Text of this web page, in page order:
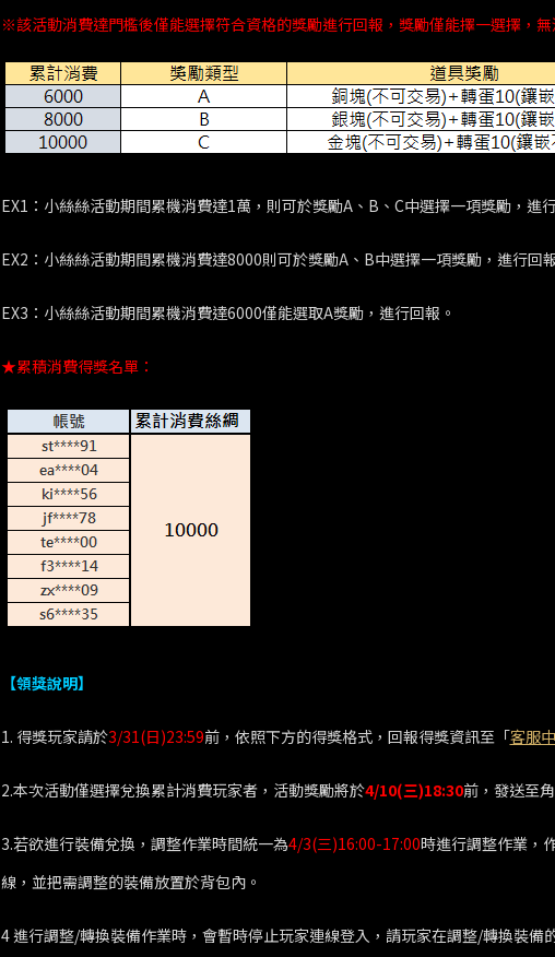
※該活動消費達門檻後僅能選擇符合資格的獎勵進行回報，獎勵僅能擇一選擇，
EX1：小絲絲活動期間累機消費達1萬，則可於獎勵A、B、C中選擇一項獎勵，進
EX2：小絲絲活動期間累機消費達8000則可於獎勵A、B中選擇一項獎勵，進行回
EX3：小絲絲活動期間累機消費達6000僅能選取A獎勵，進行回報。
★累積消費得獎名單：
【領獎說明】
1. 得獎玩家請於3/31(日)23:59前，依照下方的得獎格式，回報得獎資訊至「客服
2.本次活動僅選擇兌換累計消費玩家者，活動獎勵將於4/10(三)18:30前，發送至
3.若欲進行裝備兌換，調整作業時間統一為4/3(三)16:00-17:00時進行調整作業，
線，並把需調整的裝備放置於背包內。
4 進行調整/轉換裝備作業時，會暫時停止玩家連線登入，請玩家在調整/轉換裝